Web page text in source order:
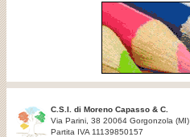
C.S.I. di Moreno Capasso & C.
Via Parini, 38 20064 Gorgonzola (MI)
Partita IVA 11139850157